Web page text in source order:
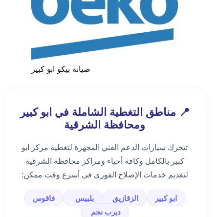
صيانة بيكو ابو كبير
📍 مناطق التغطية الشاملة في ابو كبير
ومحافظة الشرقية
تتحرك سيارات الدعم الفني المجهزة لتغطية مركز ابو
كبير بالكامل وكافة أحياء ومراكز محافظة الشرقية
لتقديم خدمات الإصلاح الفوري في أسرع وقت ممكن:
ابو كبير الزقازيق بلبيس
فاقوس
ديرب نجم